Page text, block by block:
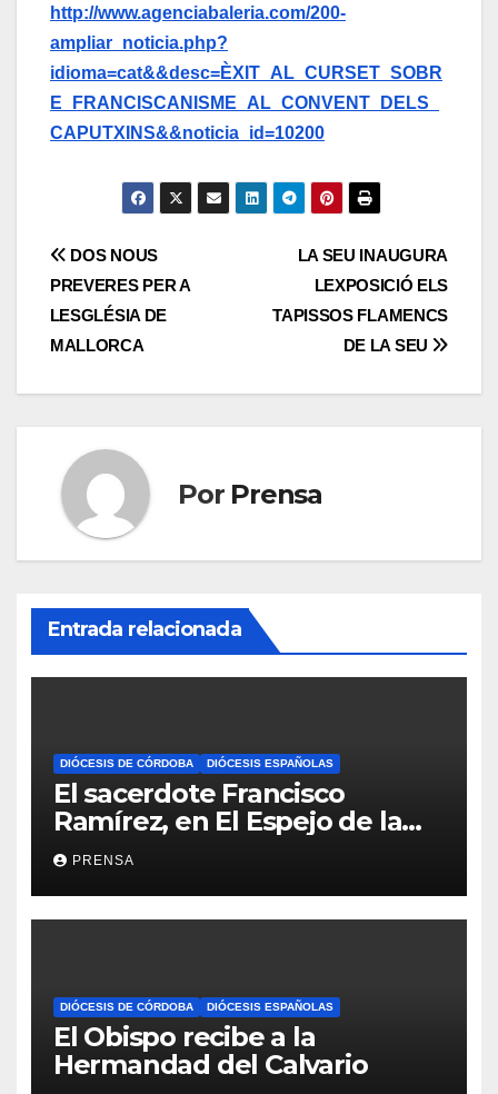
http://www.agenciabaleria.com/200-
ampliar_noticia.php?
idioma=cat&&desc=ÈXIT_AL_CURSET_SOBR
E_FRANCISCANISME_AL_CONVENT_DELS_
CAPUTXINS&&noticia_id=10200
Navegación
de
entradas
LA SEU INAUGURA
LEXPOSICIÓ ELS
TAPISSOS FLAMENCS
DE LA SEU
DOS NOUS
PREVERES PER A
LESGLÉSIA DE
MALLORCA
Por Prensa
Entrada relacionada
DIÓCESIS DE CÓRDOBA DIÓCESIS ESPAÑOLAS
El sacerdote Francisco
Ramírez, en El Espejo de la
Iglesia
PRENSA
DIÓCESIS DE CÓRDOBA DIÓCESIS ESPAÑOLAS
El Obispo recibe a la
Hermandad del Calvario